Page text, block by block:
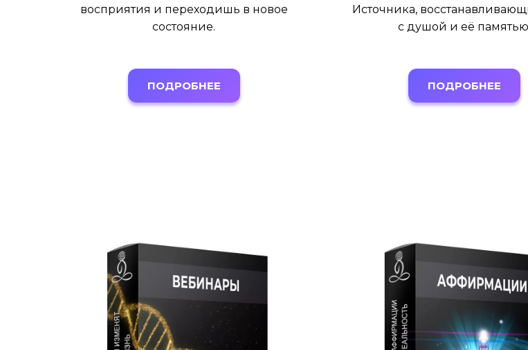
восприятия и переходишь в новое
состояние.
ПОДРОБНЕЕ
Источника,
с душой и её
ПОДРОБНЕЕ